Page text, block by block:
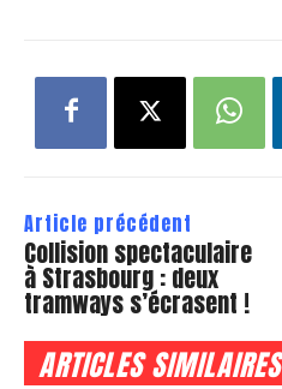
Article précédent
Collision spectaculaire
à Strasbourg : deux
tramways s’écrasent !
ARTICLES SIMILAIRES